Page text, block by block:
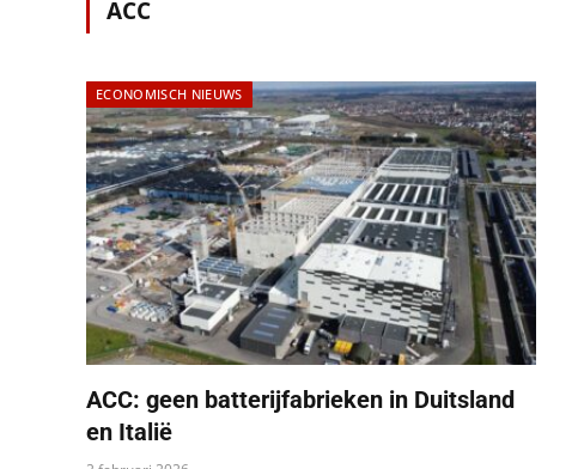
ACC
ECONOMISCH NIEUWS
ACC: geen batterijfabrieken in Duitsland
en Italië